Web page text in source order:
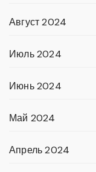
Август 2024
Июль 2024
Июнь 2024
Май 2024
Апрель 2024